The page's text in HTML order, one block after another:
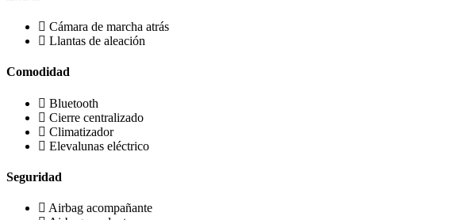
Cámara de marcha atrás
Llantas de aleación
Comodidad
Bluetooth
Cierre centralizado
Climatizador
Elevalunas eléctrico
Seguridad
Airbag acompañante